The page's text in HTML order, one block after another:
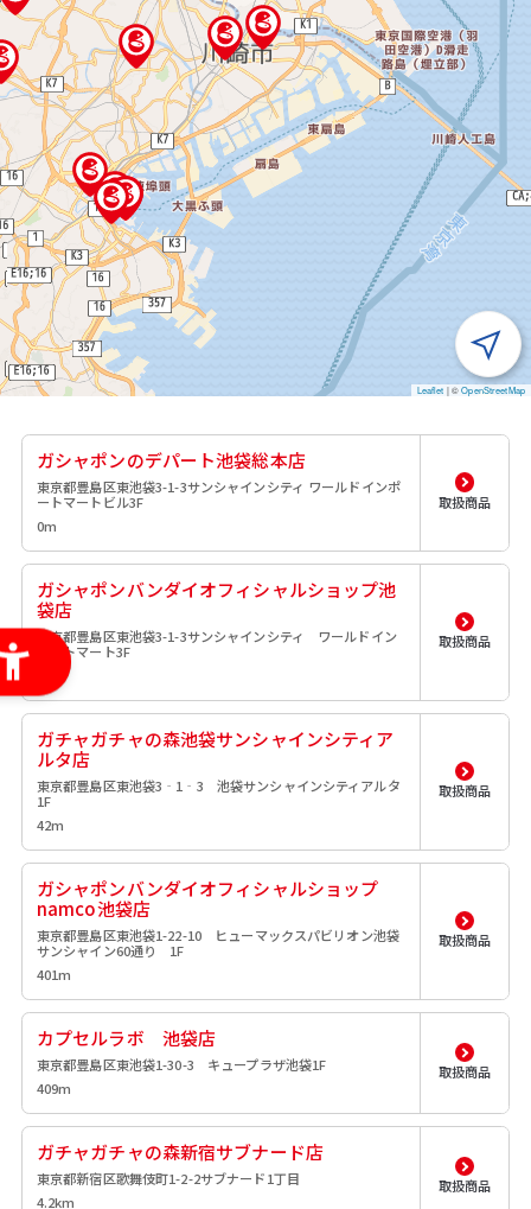
Leaflet |©OpenStreetMap
ガシャポンのデパート池袋総本店
東京都豊島区東池袋3-1-3サンシャインシティ ワールドインポ
ートマートビル3F
0m
取扱商品
ガシャポンバンダイオフィシャルショップ池
袋店
東京都豊島区東池袋3-1-3サンシャインシティ ワールドイン
ポートマート3F
取扱商品
ガチャガチャの森池袋サンシャインシティア
ルタ店
東京都豊島区東池袋3‐1‐3 池袋サンシャインシティアルタ
1F
42m
取扱商品
ガシャポンバンダイオフィシャルショップ
namco池袋店
東京都豊島区東池袋1-22-10 ヒューマックスパビリオン池袋
サンシャイン60通り 1F
401m
取扱商品
カプセルラボ 池袋店
東京都豊島区東池袋1-30-3 キュープラザ池袋1F
409m
取扱商品
ガチャガチャの森新宿サブナード店
東京都新宿区歌舞伎町1-2-2サブナード1丁目
4.2km
取扱商品